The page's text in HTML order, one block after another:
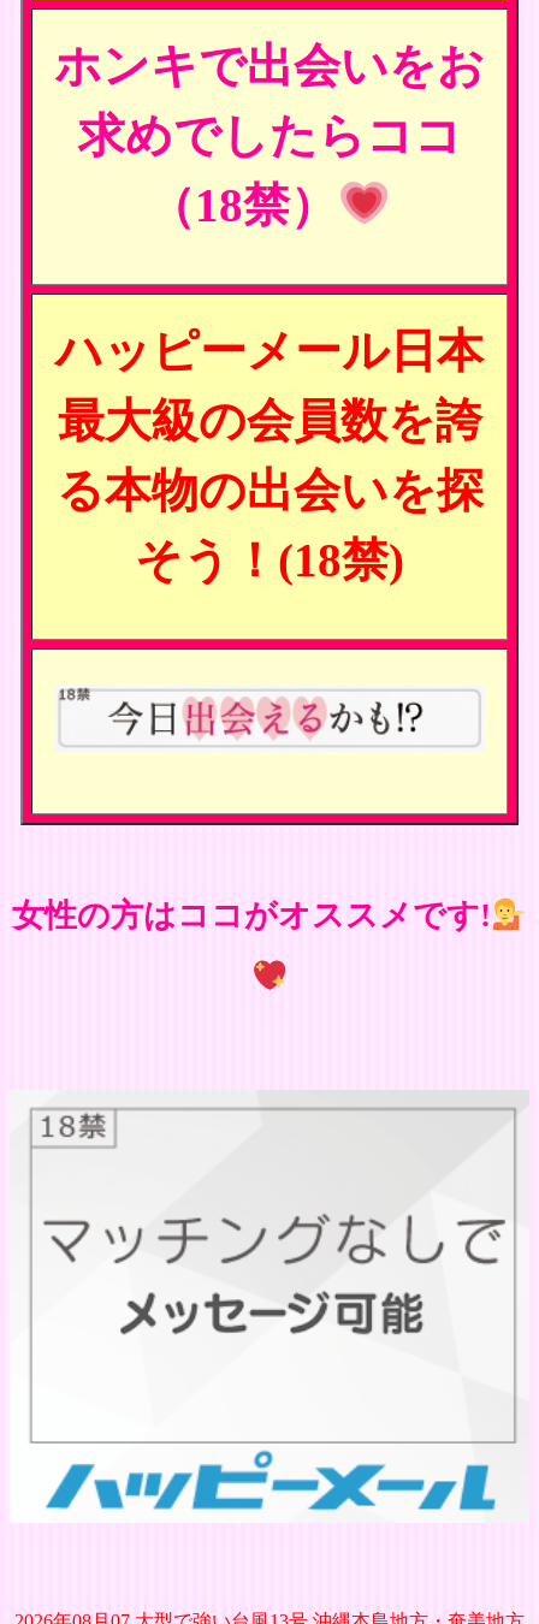
ホンキで出会いをお
求めでしたらココ
（18禁）
ハッピーメール日本
最大級の会員数を誇
る本物の出会いを探
そう！(18禁)
女性の方はココがオススメです!